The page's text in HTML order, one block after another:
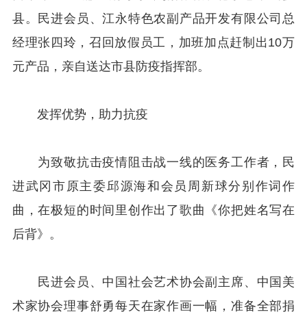
县。民进会员、江永特色农副产品开发有限公司总
经理张四玲，召回放假员工，加班加点赶制出10万
元产品，亲自送达市县防疫指挥部。
发挥优势，助力抗疫
为致敬抗击疫情阻击战一线的医务工作者，民
进武冈市原主委邱源海和会员周新球分别作词作
曲，在极短的时间里创作出了歌曲《你把姓名写在
后背》。
民进会员、中国社会艺术协会副主席、中国美
术家协会理事舒勇每天在家作画一幅，准备全部捐